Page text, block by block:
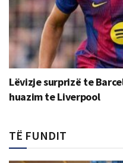
Lëvizje surprizë te
huazim te Liverpool
TË FUNDIT